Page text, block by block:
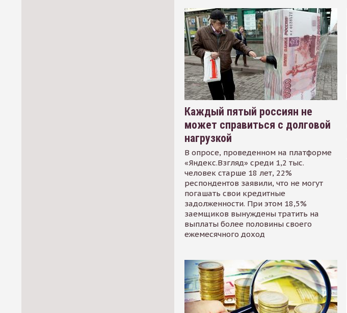
Каждый пятый россиян не
может справиться с долговой
нагрузкой
В опросе, проведенном на платформе
«Яндекс.Взгляд» среди 1,2 тыс.
человек старше 18 лет, 22%
респондентов заявили, что не могут
погашать свои кредитные
задолженности. При этом 18,5%
заемщиков вынуждены тратить на
выплаты более половины своего
ежемесячного доход